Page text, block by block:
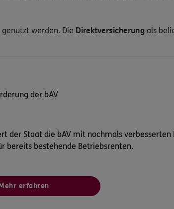
werden. Die Direktversicherung als
der bAV
der Staat die bAV mit nochmals verbesserten
bereits bestehende Betriebsrenten.
erfahren